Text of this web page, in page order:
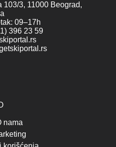
103/3, 11000 Beograd,
09–17h
396 23 59
nama